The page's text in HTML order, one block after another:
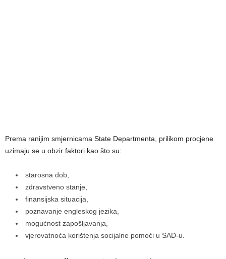
Prema ranijim smjernicama State Departmenta, prilikom procjene
uzimaju se u obzir faktori kao što su:
starosna dob,
zdravstveno stanje,
finansijska situacija,
poznavanje engleskog jezika,
mogućnost zapošljavanja,
vjerovatnoća korištenja socijalne pomoći u SAD-u.